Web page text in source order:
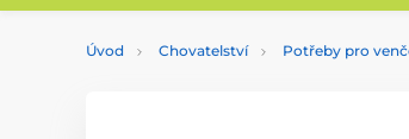
Úvod Chovatelství Potřeby pro